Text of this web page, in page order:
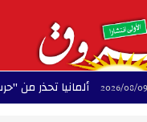
ألمانيا تحذر من "حرب